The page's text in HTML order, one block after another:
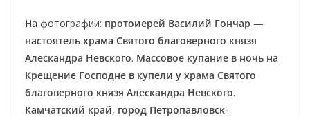
На фотографии: протоиерей Василий Гончар —
настоятель храма Святого благоверного князя
Алескандра Невского. Массовое купание в ночь на
Крещение Господне в купели у храма Святого
благоверного князя Алескандра Невского.
Камчатский край, город Петропавловск-